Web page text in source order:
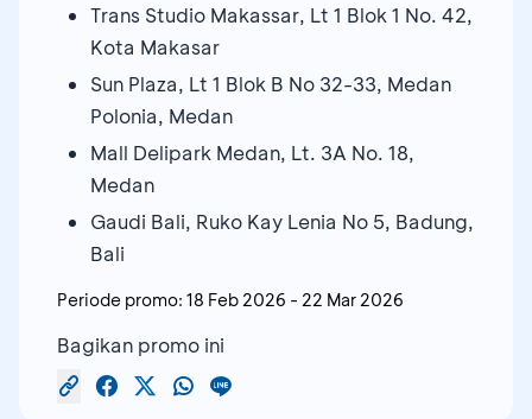
Trans Studio Makassar, Lt 1 Blok 1 No. 42,
Kota Makasar
Sun Plaza, Lt 1 Blok B No 32-33, Medan
Polonia, Medan
Mall Delipark Medan, Lt. 3A No. 18,
Medan
Gaudi Bali, Ruko Kay Lenia No 5, Badung,
Bali
Periode promo: 18 Feb 2026 - 22 Mar 2026
Bagikan promo ini